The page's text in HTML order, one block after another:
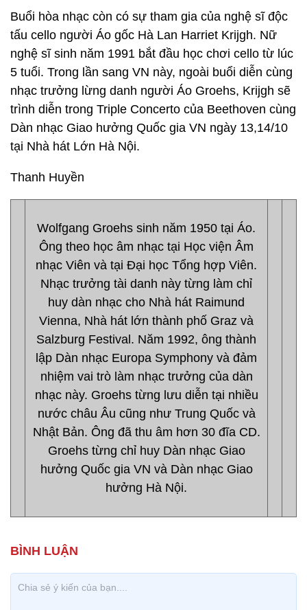
Buổi hòa nhạc còn có sự tham gia của nghệ sĩ độc
tấu cello người Áo gốc Hà Lan Harriet Krijgh. Nữ
nghệ sĩ sinh năm 1991 bắt đầu học chơi cello từ lúc
5 tuổi. Trong lần sang VN này, ngoài buổi diễn cùng
nhạc trưởng lừng danh người Áo Groehs, Krijgh sẽ
trình diễn trong Triple Concerto của Beethoven cùng
Dàn nhạc Giao hưởng Quốc gia VN ngày 13,14/10
tại Nhà hát Lớn Hà Nội.
Thanh Huyền
Wolfgang Groehs sinh năm 1950 tại Áo.
Ông theo học âm nhạc tại Học viện Âm
nhạc Viên và tại Đại học Tổng hợp Viên.
Nhạc trưởng tài danh này từng làm chỉ
huy dàn nhạc cho Nhà hát Raimund
Vienna, Nhà hát lớn thành phố Graz và
Salzburg Festival. Năm 1992, ông thành
lập Dàn nhạc Europa Symphony và đảm
nhiệm vai trò làm nhạc trưởng của dàn
nhạc này. Groehs từng lưu diễn tại nhiều
nước châu Âu cũng như Trung Quốc và
Nhật Bản. Ông đã thu âm hơn 30 đĩa CD.
Groehs từng chỉ huy Dàn nhạc Giao
hưởng Quốc gia VN và Dàn nhạc Giao
hưởng Hà Nội.